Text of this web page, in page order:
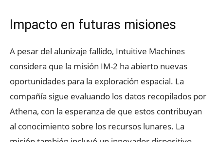
Impacto en futuras misiones
A pesar del alunizaje fallido, Intuitive Machines
considera que la misión IM-2 ha abierto nuevas
oportunidades para la exploración espacial. La
compañía sigue evaluando los datos recopilados por
Athena, con la esperanza de que estos contribuyan
al conocimiento sobre los recursos lunares. La